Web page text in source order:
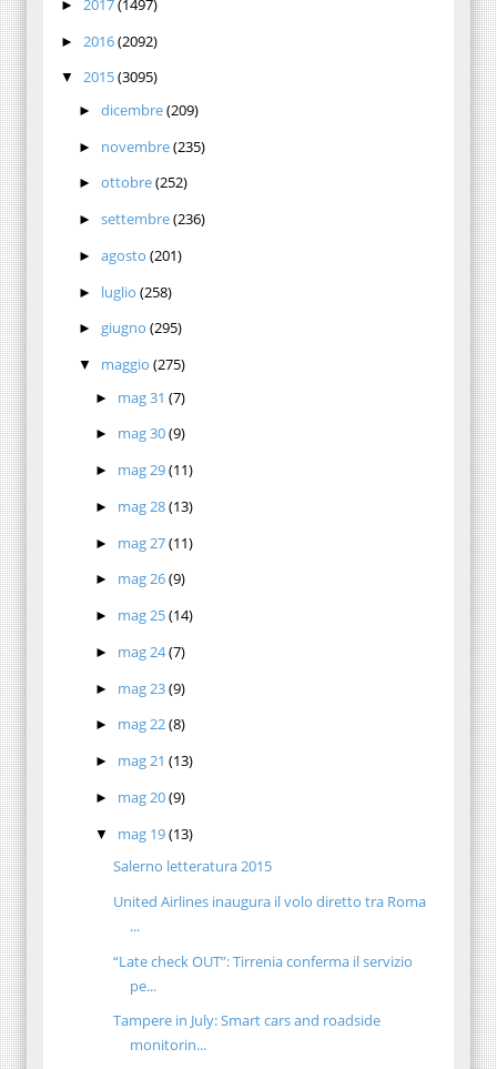
► 2017(1497)
► 2016(2092)
▼ 2015(3095)
► dicembre(209)
► novembre(235)
► ottobre(252)
► settembre(236)
► agosto (201)
► luglio (258)
► giugno (295)
▼ maggio (275)
► mag 31(7)
► mag 30(9)
► mag 29(11)
► mag 28(13)
► mag 27(11)
► mag 26(9)
► mag 25(14)
► mag 24(7)
► mag 23(9)
► mag 22(8)
► mag 21(13)
► mag 20(9)
▼ mag 19(13)
Salerno letteratura 2015
United Airlines inaugura il volo diretto tra Roma
...
“Late check OUT”: Tirrenia conferma il servizio
pe...
Tampere in July: Smart cars and roadside
monitorin...